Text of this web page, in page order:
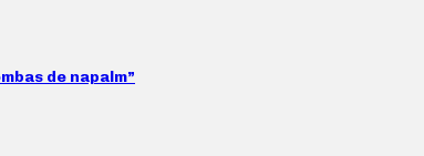
de napalm”